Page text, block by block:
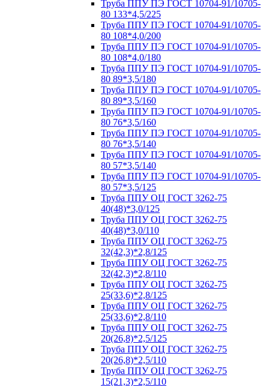
Труба ППУ ПЭ ГОСТ 10704-91/10705-
80 133*4,5/225
Труба ППУ ПЭ ГОСТ 10704-91/10705-
80 108*4,0/200
Труба ППУ ПЭ ГОСТ 10704-91/10705-
80 108*4,0/180
Труба ППУ ПЭ ГОСТ 10704-91/10705-
80 89*3,5/180
Труба ППУ ПЭ ГОСТ 10704-91/10705-
80 89*3,5/160
Труба ППУ ПЭ ГОСТ 10704-91/10705-
80 76*3,5/160
Труба ППУ ПЭ ГОСТ 10704-91/10705-
80 76*3,5/140
Труба ППУ ПЭ ГОСТ 10704-91/10705-
80 57*3,5/140
Труба ППУ ПЭ ГОСТ 10704-91/10705-
80 57*3,5/125
Труба ППУ ОЦ ГОСТ 3262-75
40(48)*3,0/125
Труба ППУ ОЦ ГОСТ 3262-75
40(48)*3,0/110
Труба ППУ ОЦ ГОСТ 3262-75
32(42,3)*2,8/125
Труба ППУ ОЦ ГОСТ 3262-75
32(42,3)*2,8/110
Труба ППУ ОЦ ГОСТ 3262-75
25(33,6)*2,8/125
Труба ППУ ОЦ ГОСТ 3262-75
25(33,6)*2,8/110
Труба ППУ ОЦ ГОСТ 3262-75
20(26,8)*2,5/125
Труба ППУ ОЦ ГОСТ 3262-75
20(26,8)*2,5/110
Труба ППУ ОЦ ГОСТ 3262-75
15(21,3)*2,5/110